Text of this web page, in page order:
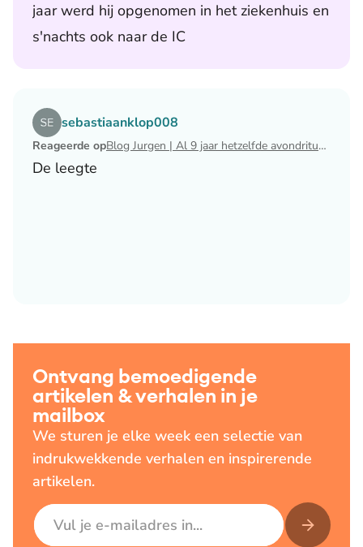
jaar werd hij opgenomen in het ziekenhuis en
s'nachts ook naar de IC
sebastiaanklop008
Reageerde op Blog Jurgen | Al 9 jaar hetzelfde avondritueel
De leegte
Lees het artikel Blog Jurgen | Al 9 jaar hetzelfde
Ontvang bemoedigende
artikelen & verhalen in je
mailbox
We sturen je elke week een selectie van
indrukwekkende verhalen en inspirerende
artikelen.
E-mailadres